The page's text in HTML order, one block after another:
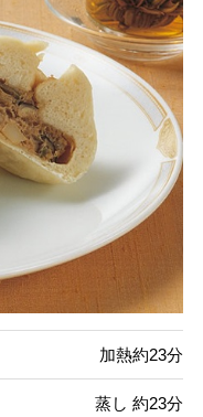
加熱約23分
蒸し 約23分